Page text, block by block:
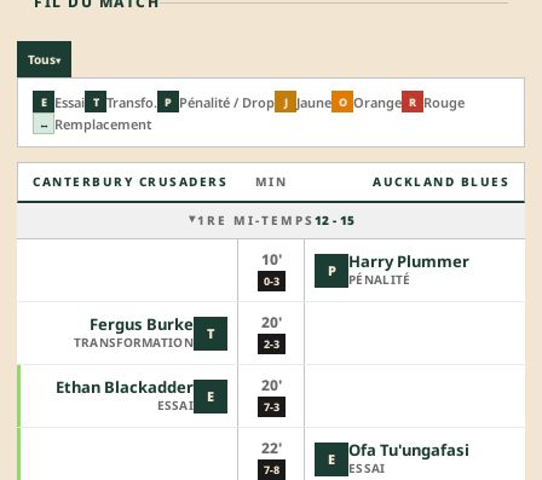
Tous▾
E Essai T Transfo. P Pénalité / Drop J Jaune O Orange R Rouge
↔ Remplacement
CANTERBURY CRUSADERS MIN AUCKLAND BLUES
1RE MI-TEMPS 12 - 15
10'
0-3
P Harry Plummer
PÉNALITÉ
T
Fergus Burke
TRANSFORMATION
20'
2-3
E
Ethan Blackadder
ESSAI
20'
7-3
22'
7-8
E Ofa Tu'ungafasi
ESSAI